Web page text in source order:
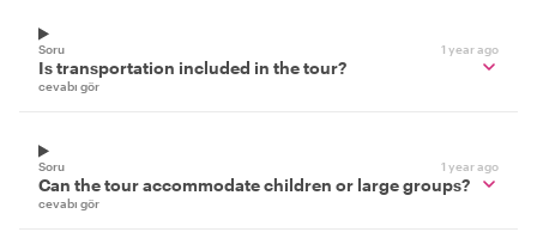
Soru 1 year ago
Is transportation included in the tour?
cevabı gör
Soru 1 year ago
Can the tour accommodate children or large groups?
cevabı gör